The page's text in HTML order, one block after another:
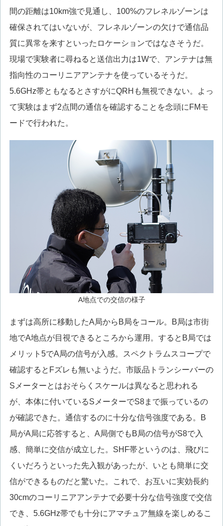
間の距離は10km強で見通し、100%のフレネルゾーンは
確保されてはいないが、フレネルゾーンの欠けで通信品
質に異常を来すといったロケーションではなさそうだ。
現場で実験者に尋ねると送信出力は1Wで、アンテナは無
指向性のコーリニアアンテナを使っているそうだ。
5.6GHz帯ともなるとさすがにQRHも無視できない。よっ
て実験はまず2点間の通信を確認することを念頭にFMモ
ードで行われた。
A地点での交信の様子
まずは高所に移動したA局からB局をコール。B局は市街
地でA地点が目視できるところから運用。するとB局では
メリット5でA局の信号が入感。スペクトラムスコープで
確認するとFズレも無いようだ。市販品トランシーバーの
Sメーターとはおそらくスケールは異なると思われる
が、本体に付いているSメーターでS8まで振っているの
が確認できた。通信するのに十分な信号強度である。B
局がA局に応答すると、A局側でもB局の信号がS8で入
感、簡単に交信が成立した。SHF帯というのは、飛びに
くいだろうといった先入観があったが、いとも簡単に交
信ができるものだと驚いた。これで、お互いに実効長約
30cmのコーリニアアンテナで必要十分な信号強度で交信
でき、5.6GHz帯でも十分にアマチュア無線を楽しめるこ